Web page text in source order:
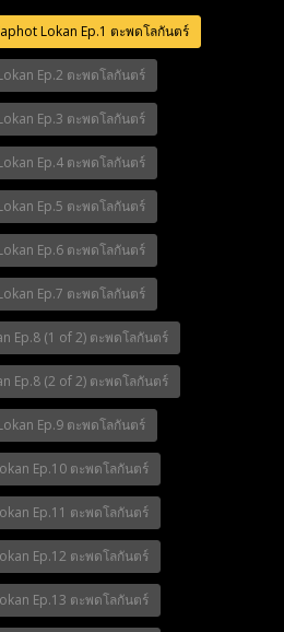
Lokan Ep.1 ตะพดโลกันตร์
Ep.2 ตะพดโลกันตร์
Ep.3 ตะพดโลกันตร์
Ep.4 ตะพดโลกันตร์
Ep.5 ตะพดโลกันตร์
Ep.6 ตะพดโลกันตร์
Ep.7 ตะพดโลกันตร์
Ep.8 (1 of 2) ตะพดโลกันตร์
Ep.8 (2 of 2) ตะพดโลกันตร์
Ep.9 ตะพดโลกันตร์
Ep.10 ตะพดโลกันตร์
Ep.11 ตะพดโลกันตร์
Ep.12 ตะพดโลกันตร์
Ep.13 ตะพดโลกันตร์